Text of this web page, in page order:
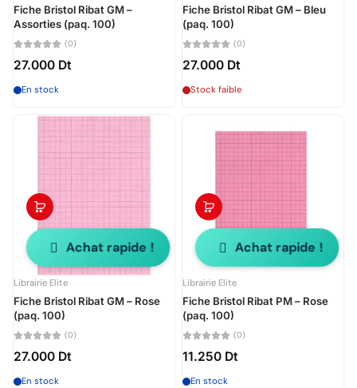
Fiche Bristol Ribat GM –
Assorties (paq. 100)
(0)
27.000 Dt
En stock
Fiche Bristol Ribat GM – Bleu
(paq. 100)
(0)
27.000 Dt
Stock faible
Achat rapide !
Librairie Elite
Fiche Bristol Ribat GM – Rose
(paq. 100)
(0)
27.000 Dt
En stock
Achat rapide !
Librairie Elite
Fiche Bristol Ribat PM – Rose
(paq. 100)
(0)
11.250 Dt
En stock